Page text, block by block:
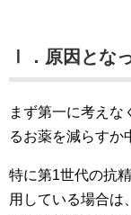
Ⅰ．原因とな
まず第一に考えな
るお薬を減らすか
特に第1世代の抗
用している場合は